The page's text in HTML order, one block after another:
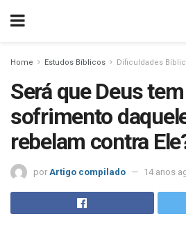
Home Estudos Bíblicos Dificuldades
Será que Deus
sofrimento
rebelam contra
por Artigo compilado 14 anos